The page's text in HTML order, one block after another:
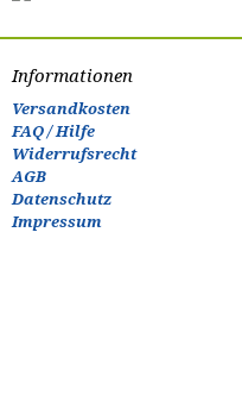
Informationen
Versandkosten
FAQ / Hilfe
Widerrufsrecht
AGB
Datenschutz
Impressum